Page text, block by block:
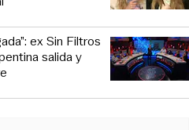
ex Sin Filtros
salida y